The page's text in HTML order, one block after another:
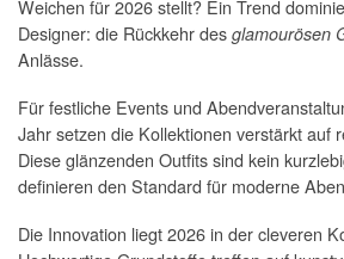
Weichen für 2026 stellt? Ein Trend
Designer: die Rückkehr des glamourösen
Anlässe.
Für festliche Events und
Jahr setzen die Kollektionen verstärkt auf
Diese glänzenden Outfits sind kein
definieren den Standard für moderne
Die Innovation liegt 2026 in der cleveren